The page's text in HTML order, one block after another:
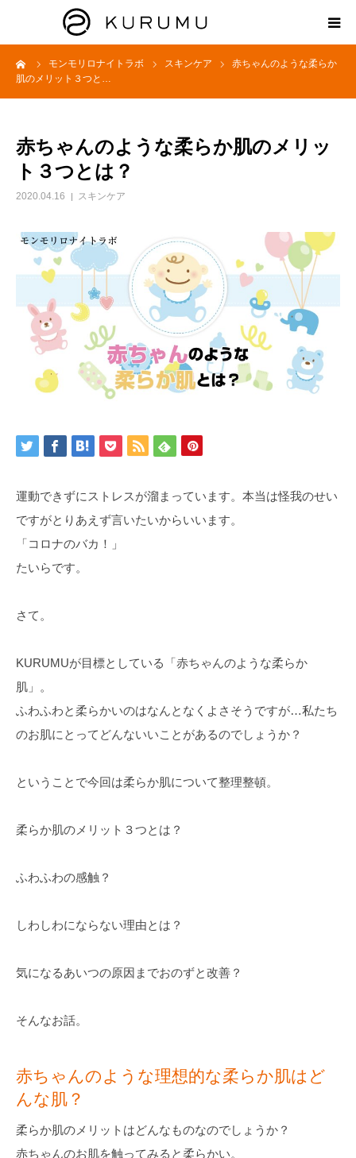
モンモリロナイトラボ スキンケア
赤ちゃんのような柔らか
肌のメリット３つと…
赤ちゃんのような柔らか肌のメリッ
ト３つとは？
2020.04.16 スキンケア
運動できずにストレスが溜まっています。本当は怪我のせい
ですがとりあえず言いたいからいいます。
「コロナのバカ！」
たいらです。
さて。
KURUMUが目標としている「赤ちゃんのような柔らか
肌」。
ふわふわと柔らかいのはなんとなくよさそうですが…私たち
のお肌にとってどんないいことがあるのでしょうか？
ということで今回は柔らか肌について整理整頓。
柔らか肌のメリット３つとは？
ふわふわの感触？
しわしわにならない理由とは？
気になるあいつの原因までおのずと改善？
そんなお話。
赤ちゃんのような理想的な柔らか肌はど
んな肌？
柔らか肌のメリットはどんなものなのでしょうか？
赤ちゃんのお肌を触ってみると柔らかい。
HOME
プロダクト
モンモリロナイトラボ
お知らせ
えどがわ楽市